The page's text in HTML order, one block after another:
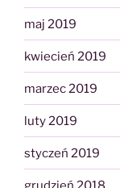
maj 2019
kwiecień 2019
marzec 2019
luty 2019
styczeń 2019